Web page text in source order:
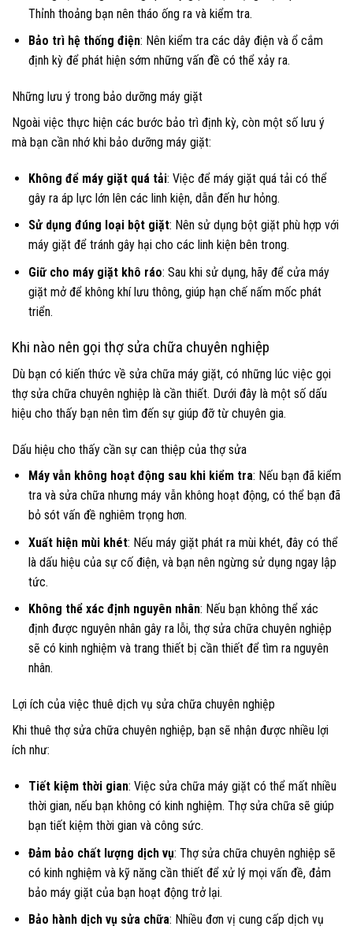
Thỉnh thoảng bạn nên tháo ống ra và kiểm tra.
Bảo trì hệ thống điện: Nên kiểm tra các dây điện và ổ cắm
định kỳ để phát hiện sớm những vấn đề có thể xảy ra.
Những lưu ý trong bảo dưỡng máy giặt
Ngoài việc thực hiện các bước bảo trì định kỳ, còn một số lưu ý
mà bạn cần nhớ khi bảo dưỡng máy giặt:
Không để máy giặt quá tải: Việc để máy giặt quá tải có thể
gây ra áp lực lớn lên các linh kiện, dẫn đến hư hỏng.
Sử dụng đúng loại bột giặt: Nên sử dụng bột giặt phù hợp với
máy giặt để tránh gây hại cho các linh kiện bên trong.
Giữ cho máy giặt khô ráo: Sau khi sử dụng, hãy để cửa máy
giặt mở để không khí lưu thông, giúp hạn chế nấm mốc phát
triển.
Khi nào nên gọi thợ sửa chữa chuyên nghiệp
Dù bạn có kiến thức về sửa chữa máy giặt, có những lúc việc gọi
thợ sửa chữa chuyên nghiệp là cần thiết. Dưới đây là một số dấu
hiệu cho thấy bạn nên tìm đến sự giúp đỡ từ chuyên gia.
Dấu hiệu cho thấy cần sự can thiệp của thợ sửa
Máy vẫn không hoạt động sau khi kiểm tra: Nếu bạn đã kiểm
tra và sửa chữa nhưng máy vẫn không hoạt động, có thể bạn đã
bỏ sót vấn đề nghiêm trọng hơn.
Xuất hiện mùi khét: Nếu máy giặt phát ra mùi khét, đây có thể
là dấu hiệu của sự cố điện, và bạn nên ngừng sử dụng ngay lập
tức.
Không thể xác định nguyên nhân: Nếu bạn không thể xác
định được nguyên nhân gây ra lỗi, thợ sửa chữa chuyên nghiệp
sẽ có kinh nghiệm và trang thiết bị cần thiết để tìm ra nguyên
nhân.
Lợi ích của việc thuê dịch vụ sửa chữa chuyên nghiệp
Khi thuê thợ sửa chữa chuyên nghiệp, bạn sẽ nhận được nhiều lợi
ích như:
Tiết kiệm thời gian: Việc sửa chữa máy giặt có thể mất nhiều
thời gian, nếu bạn không có kinh nghiệm. Thợ sửa chữa sẽ giúp
bạn tiết kiệm thời gian và công sức.
Đảm bảo chất lượng dịch vụ: Thợ sửa chữa chuyên nghiệp sẽ
có kinh nghiệm và kỹ năng cần thiết để xử lý mọi vấn đề, đảm
bảo máy giặt của bạn hoạt động trở lại.
Bảo hành dịch vụ sửa chữa: Nhiều đơn vị cung cấp dịch vụ